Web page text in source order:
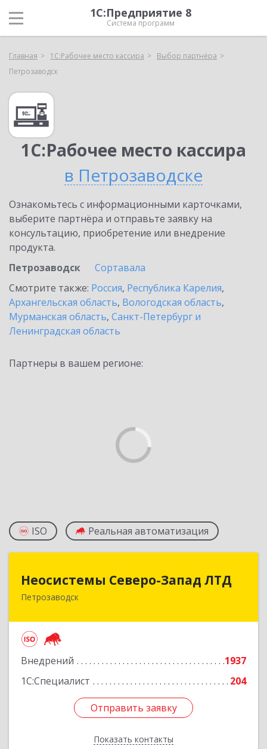
1С:Предприятие 8
Система программ
Главная 1С:Рабочее место кассира
Выбор партнёра
Петрозаводск
1С:Рабочее место кассира
в Петрозаводске
Ознакомьтесь с информационными карточками,
выберите партнёра и отправьте заявку на
консультацию, приобретение или внедрение
продукта.
Петрозаводск
Сортавала
Смотрите также: Россия, Республика Карелия,
Архангельская область, Вологодская область,
Мурманская область, Санкт-Петербург и
Ленинградская область
Партнеры в вашем регионе:
ISO Реальная автоматизация
Неосистемы Северо-Запад ЛТД
Петрозаводск
Внедрений
1937
1С:Специалист
204
Отправить заявку
Показать контакты
185001, Карелия Респ, Петрозаводск г,
Подробнее
Отправить заявку
Назад